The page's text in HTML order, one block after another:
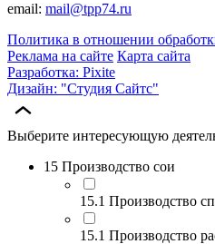
email: mail@tpp74.ru
Политика в отношении
Реклама на сайте Карта сайта
Разработка: Pixite
Дизайн: "Студия Сайтс"
Выберите интересующую
15 Производство сои
15.1 Производство
15.1 Производство